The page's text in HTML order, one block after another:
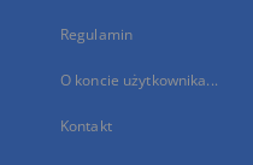
Regulamin
O koncie użytkownika...
Kontakt